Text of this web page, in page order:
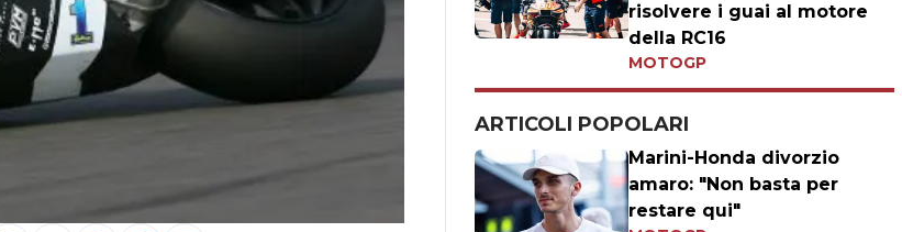
risolvere i guai al motore
della RC16
MOTOGP
ARTICOLI POPOLARI
Marini-Honda divorzio
amaro: "Non basta per
restare qui"